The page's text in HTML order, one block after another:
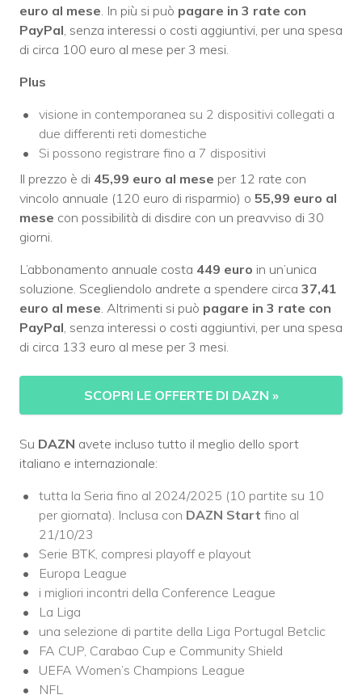
euro al mese . In più si può pagare in 3 rate con
PayPal , senza interessi o costi aggiuntivi, per una spesa
di circa 100 euro al mese per 3 mesi.
Plus
visione in contemporanea su 2 dispositivi collegati a
due differenti reti domestiche
Si possono registrare fino a 7 dispositivi
Il prezzo è di 45,99 euro al mese per 12 rate con
vincolo annuale (120 euro di risparmio) o 55,99 euro al
mese con possibilità di disdire con un preavviso di 30
giorni.
L’abbonamento annuale costa 449 euro in un’unica
soluzione. Scegliendolo andrete a spendere circa 37,41
euro al mese . Altrimenti si può pagare in 3 rate con
PayPal , senza interessi o costi aggiuntivi, per una spesa
di circa 133 euro al mese per 3 mesi.
SCOPRI LE OFFERTE DI DAZN »
Su DAZN avete incluso tutto il meglio dello sport
italiano e internazionale:
tutta la Seria fino al 2024/2025 (10 partite su 10
per giornata). Inclusa con DAZN Start fino al
21/10/23
Serie BTK, compresi playoff e playout
Europa League
i migliori incontri della Conference League
La Liga
una selezione di partite della Liga Portugal Betclic
FA CUP, Carabao Cup e Community Shield
UEFA Women’s Champions League
NFL